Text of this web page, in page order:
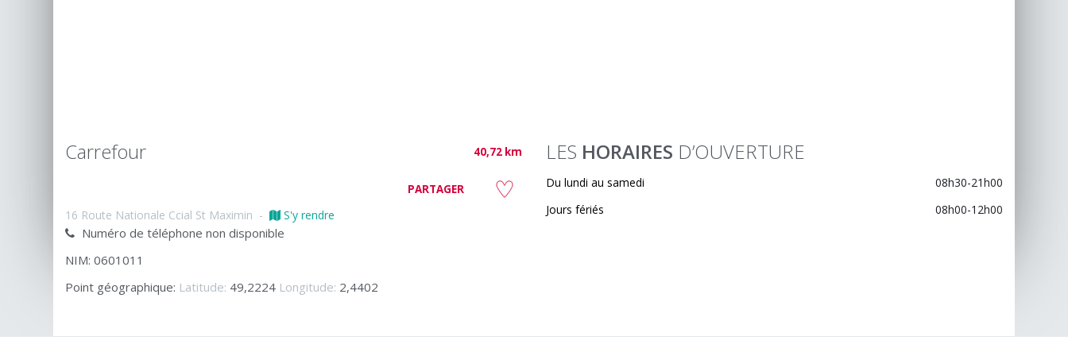
Carrefour 40,72 km
PARTAGER
16 Route Nationale Ccial St Maximin - S'y rendre
Numéro de téléphone non disponible
NIM: 0601011
Point géographique: Latitude: 49,2224 Longitude: 2,4402
LES HORAIRES D’OUVERTURE
Du lundi au samedi
08h30-21h00
Jours fériés
08h00-12h00